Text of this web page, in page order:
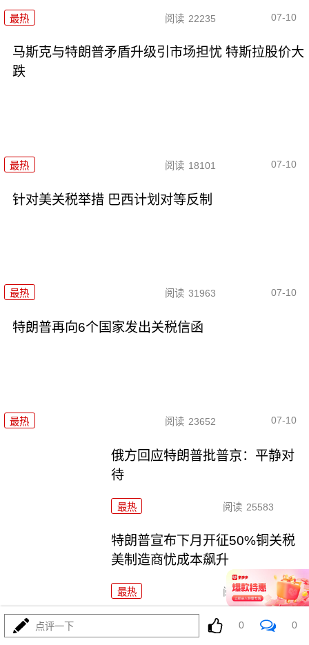
最热 阅读 22235 07-10
马斯克与特朗普矛盾升级引市场担忧 特斯拉股价大
跌
最热 阅读 18101 07-10
针对美关税举措 巴西计划对等反制
最热 阅读 31963 07-10
特朗普再向6个国家发出关税信函
最热 阅读 23652 07-10
俄方回应特朗普批普京：平静对
待
最热 阅读 25583
特朗普宣布下月开征50%铜关税
美制造商忧成本飙升
最热 阅读 19294
欧盟气候监测机构：全球经历了有记录以来第三热
点评一下 0 0